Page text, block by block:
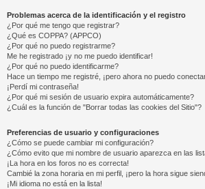
Problemas acerca de la identificación y el registro
¿Por qué me tengo que registrar?
¿Qué es COPPA? (APPCO)
¿Por qué no puedo registrarme?
Me he registrado ¡y no me puedo identificar!
¿Por qué no puedo identificarme?
Hace un tiempo me registré, ¡pero ahora no puedo
¡Perdí mi contraseña!
¿Por qué mi sesión de usuario expira automáticamente?
¿Cuál es la función de "Borrar todas las cookies del Sitio"?
Preferencias de usuario y configuraciones
¿Cómo se puede cambiar mi configuración?
¿Cómo evito que mi nombre de usuario aparezca en las
¡La hora en los foros no es correcta!
Cambié la zona horaria en mi perfil, ¡pero la hora sigue
¡Mi idioma no está en la lista!